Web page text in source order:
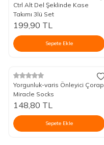
Ctrl Alt Del Şeklinde Kase
Takımı 3lü Set
199,90 TL
Sepete Ekle
Yorgunluk-varis Önleyici Çorap
Miracle Socks
148,80 TL
Sepete Ekle